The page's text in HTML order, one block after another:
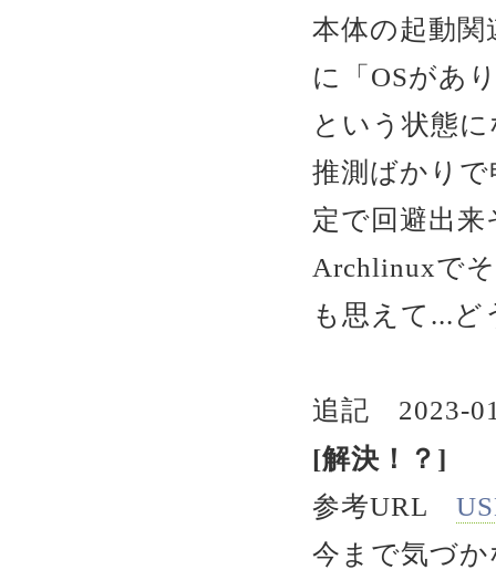
本体の起動
に「OSがあ
という状態
推測ばかり
定で回避出
Archlinuxで
も思えて...
追記 2023-
[解決！？]
参考URL
今まで気づか